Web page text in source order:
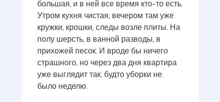
большая, и в ней все время кто-то есть.
Утром кухня чистая, вечером там уже
кружки, крошки, следы возле плиты. На
полу шерсть, в ванной разводы, в
прихожей песок. И вроде бы ничего
страшного, но через два дня квартира
уже выглядит так, будто уборки не
было неделю.